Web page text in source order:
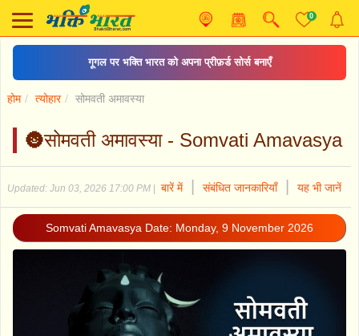
0
गूगल पर भक्ति भारत को अपना प्रीफ़र्ड सोर्स बनाएँ
होम त्योहार सोमवती अमावस्या
🌚सोमवती अमावस्या - Somvati Amavasya
Updated: Jun 03, 2026 17:00 PM बारें में संबंधित जानकारियाँ यह भी जानें
Somvati Amavasya Date: Monday, 9 November 2026